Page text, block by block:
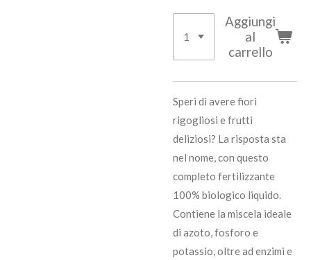
Aggiungi
al
carrello
Speri di avere fiori
rigogliosi e frutti
deliziosi? La risposta sta
nel nome, con questo
completo fertilizzante
100% biologico liquido.
Contiene la miscela ideale
di azoto, fosforo e
potassio, oltre ad enzimi e